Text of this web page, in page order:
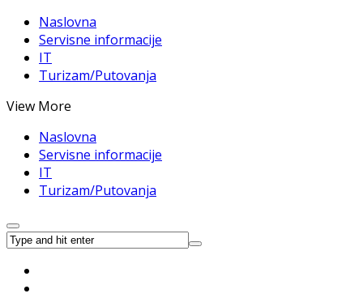
Naslovna
Servisne informacije
IT
Turizam/Putovanja
View More
Naslovna
Servisne informacije
IT
Turizam/Putovanja